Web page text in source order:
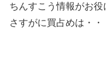
ちんすこう情報がお役
さすがに買占めは・・